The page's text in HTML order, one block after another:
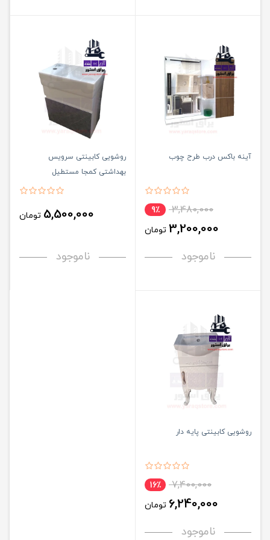
آینه باکس درب طرح چوب
3,480,000 9٪
3,200,000 تومان
ناموجود
روشویی کابینتی سرویس
بهداشتی کمجا مستطیل
5,500,000 تومان
ناموجود
روشویی کابینتی پایه دار
7,400,000 16٪
6,240,000 تومان
ناموجود